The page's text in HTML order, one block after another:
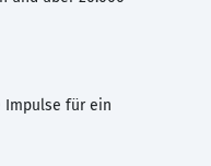
Impulse für ein